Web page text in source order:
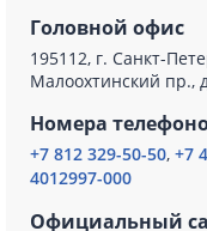
Головной офис
195112, г. Санкт-
Малоохтинский пр.,
Номера
+7 812 329-50-50, +7
4012997-000
Официальный